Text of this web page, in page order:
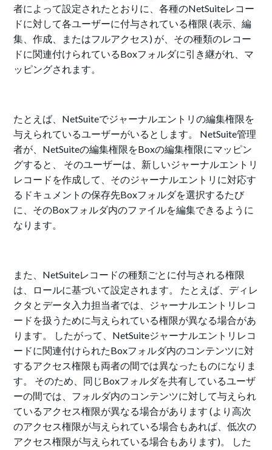
者によって設定されたとおりに、各種のNetSuiteレコー
ドに対して各ユーザーに付与されている権限 (表示、編
集、作成、またはフルアクセス) が、その種類のレコー
ドに関連付けられているBoxフォルダに引き継がれ、マ
ッピングされます。
たとえば、NetSuiteでジャーナルエントリの編集権限を
与えられているユーザーがいるとします。 NetSuite管理
者が、NetSuiteの編集権限をBoxの編集権限にマッピン
グすると、 そのユーザーは、新しいジャーナルエントリ
レコードを作成して、そのジャーナルエントリに対応す
るドキュメントの保存先Boxフォルダを選択するたび
に、そのBoxフォルダ内のファイルを編集できるように
なります。
また、NetSuiteレコードの種類ごとに付与される権限
は、ロールに基づいて設定されます。 たとえば、ディレ
クタとデータ入力担当者では、ジャーナルエントリレコ
ードを扱うために与えられている権限が異なる場合があ
ります。 したがって、NetSuiteジャーナルエントリレコ
ードに関連付けられたBoxフォルダ内のコンテンツに対
するアクセス権限も両者の間では異なったものになりま
す。 そのため、同じBoxフォルダを共有しているユーザ
ーの間では、フォルダ内のコンテンツに対して与えられ
ているアクセス権限が異なる場合があります (より高次
のアクセス権限が与えられている場合もあれば、低次の
アクセス権限が与えられている場合もあります)。 した